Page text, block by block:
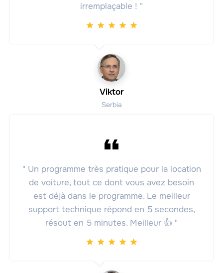
irremplaçable ! "
Viktor
Serbia
" Un programme très pratique pour la location
de voiture, tout ce dont vous avez besoin
est déjà dans le programme. Le meilleur
support technique répond en 5 secondes,
résout en 5 minutes. Meilleur 👍 "